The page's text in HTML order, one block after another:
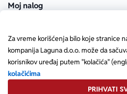
Za vreme korišćenja bilo koje stranice
kompanija Laguna d.o.o. može da
korisnikov uređaj putem "kolačića"
kolačićima
PRIHVATI
Moj nalog